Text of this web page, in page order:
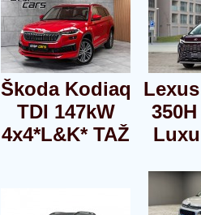
Škoda Kodiaq
TDI 147kW
4x4*L&K* TAŽ